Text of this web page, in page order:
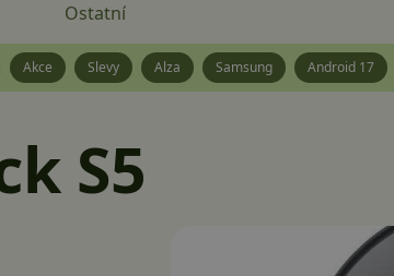
Ostatní
Akce Slevy Alza Samsung Android 17
S5